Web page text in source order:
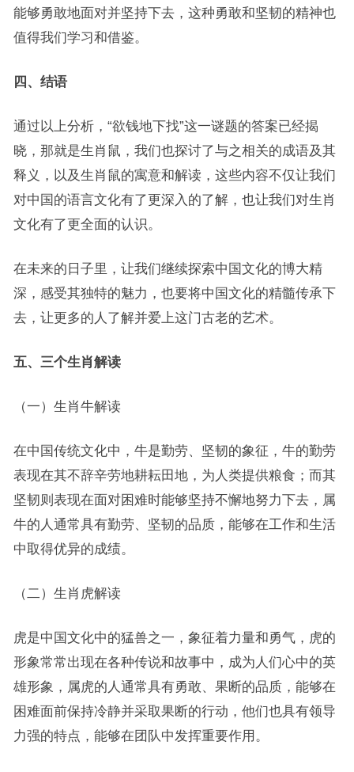
能够勇敢地面对并坚持下去，这种勇敢和坚韧的精神也
值得我们学习和借鉴。
四、结语
通过以上分析，“欲钱地下找”这一谜题的答案已经揭
晓，那就是生肖鼠，我们也探讨了与之相关的成语及其
释义，以及生肖鼠的寓意和解读，这些内容不仅让我们
对中国的语言文化有了更深入的了解，也让我们对生肖
文化有了更全面的认识。
在未来的日子里，让我们继续探索中国文化的博大精
深，感受其独特的魅力，也要将中国文化的精髓传承下
去，让更多的人了解并爱上这门古老的艺术。
五、三个生肖解读
（一）生肖牛解读
在中国传统文化中，牛是勤劳、坚韧的象征，牛的勤劳
表现在其不辞辛劳地耕耘田地，为人类提供粮食；而其
坚韧则表现在面对困难时能够坚持不懈地努力下去，属
牛的人通常具有勤劳、坚韧的品质，能够在工作和生活
中取得优异的成绩。
（二）生肖虎解读
虎是中国文化中的猛兽之一，象征着力量和勇气，虎的
形象常常出现在各种传说和故事中，成为人们心中的英
雄形象，属虎的人通常具有勇敢、果断的品质，能够在
困难面前保持冷静并采取果断的行动，他们也具有领导
力强的特点，能够在团队中发挥重要作用。